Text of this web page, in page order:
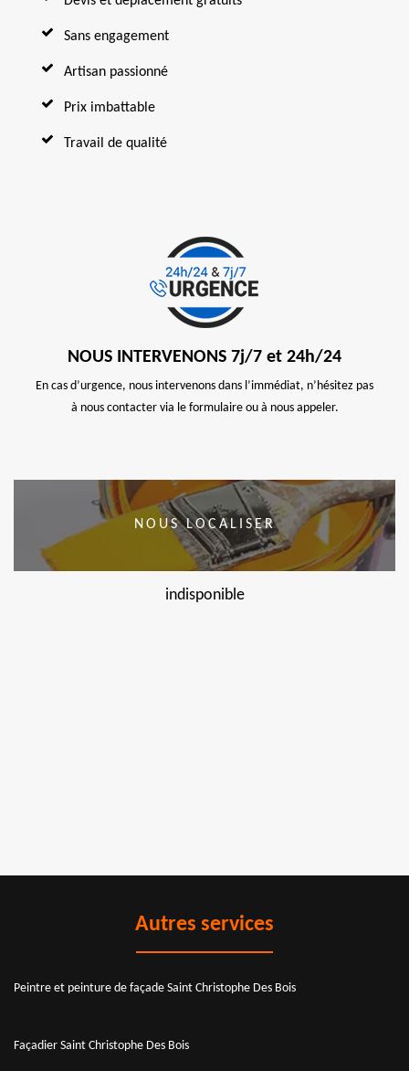
Sans engagement
Artisan passionné
Prix imbattable
Travail de qualité
NOUS INTERVENONS 7j/7 et 24h/24
En cas d’urgence, nous intervenons dans l’immédiat, n’hésitez pas
à nous contacter via le formulaire ou à nous appeler.
NOUS LOCALISER
indisponible
Autres services
Peintre et peinture de façade Saint Christophe Des Bois
Façadier Saint Christophe Des Bois